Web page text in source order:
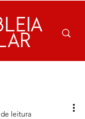
de leitura